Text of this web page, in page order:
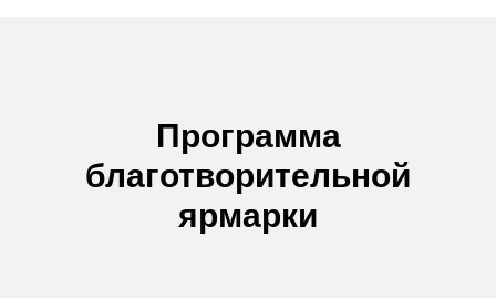
Программа
благотворительной
ярмарки